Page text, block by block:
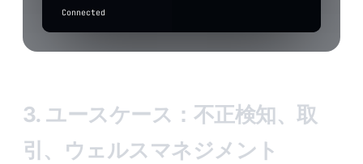
Connected
3. ユースケース：不正検知、取
引、ウェルスマネジメント